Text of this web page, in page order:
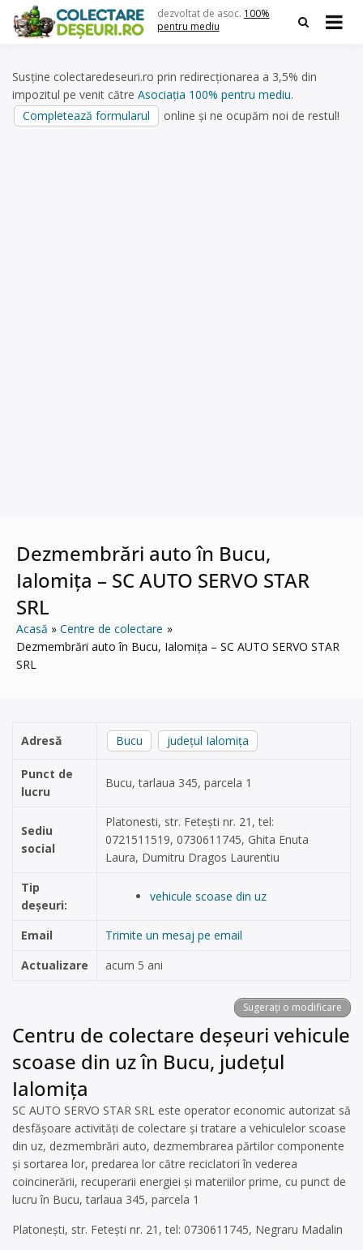
content
dezvoltat de asoc. 100%
pentru mediu
Susține colectaredeseuri.ro prin redirecționarea a 3,5% din
impozitul pe venit către Asociația 100% pentru mediu.
Completează formularul
online și ne ocupăm noi de restul!
Dezmembrări auto în Bucu,
Ialomița – SC AUTO SERVO STAR
SRL
Acasă
Centre de colectare
Dezmembrări auto în Bucu, Ialomița – SC AUTO SERVO STAR
SRL
Adresă Bucu județul Ialomița
Punct de
lucru
Bucu, tarlaua 345, parcela 1
Sediu
social
Platonesti, str. Fetești nr. 21, tel:
0721511519, 0730611745, Ghita Enuta
Laura, Dumitru Dragos Laurentiu
Tip
deșeuri:
vehicule scoase din uz
Email
Trimite un mesaj pe email
Actualizare
acum 5 ani
Sugerați o modificare
Centru de colectare deșeuri vehicule
scoase din uz în Bucu, județul
Ialomița
SC AUTO SERVO STAR SRL este operator economic autorizat să
desfăşoare activităţi de colectare şi tratare a vehiculelor scoase
din uz, dezmembrări auto, dezmembrarea părtilor componente
și sortarea lor, predarea lor către reciclatori în vederea
coincinerării, recuperarii energiei și materiilor prime, cu punct de
lucru în Bucu, tarlaua 345, parcela 1
Platonești, str. Fetești nr. 21, tel: 0730611745, Negraru Madalin